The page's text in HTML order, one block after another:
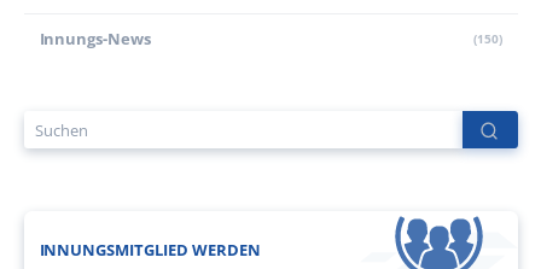
Innungs-News (150)
INNUNGSMITGLIED WERDEN